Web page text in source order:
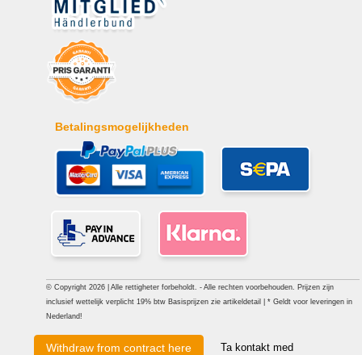
Betalingsmogelijkheden
© Copyright 2026 | Alle rettigheter forbeholdt. - Alle rechten voorbehouden. Prijzen zijn
inclusief wettelijk verplicht 19% btw Basisprijzen zie artikeldetail | * Geldt voor leveringen in
Nederland!
Withdraw from contract here Ta kontakt med